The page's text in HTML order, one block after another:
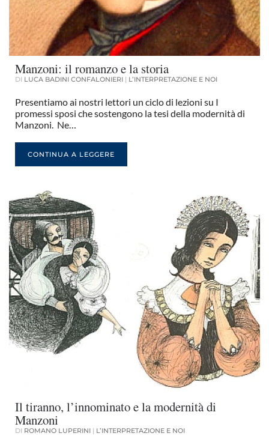
Manzoni: il romanzo e la storia
DI LUCA BADINI CONFALONIERI | L’INTERPRETAZIONE E NOI
Presentiamo ai nostri lettori un ciclo di lezioni su I
promessi sposi che sostengono la tesi della modernità di
Manzoni. Ne…
CONTINUA A LEGGERE
Il tiranno, l’innominato e la modernità di
Manzoni
DI ROMANO LUPERINI | L’INTERPRETAZIONE E NOI